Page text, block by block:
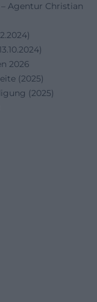
Agentur Christian
2026
(2025)
(2025)